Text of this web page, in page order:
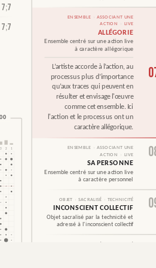
7;7
7;7
2
3
ENSEMBLE
ASSOCIANT UNE
ACTION
LIVE
ALLÉGORIE
Ensemble centré sur une action live
à caractère allégorique
L’artiste accorde à l’action, au
processus plus d’importance
qu’aux traces qui peuvent en
résulter et envisage l'œuvre
comme cet ensemble. Ici
l'action et le processus ont un
caractère allégorique.
ENSEMBLE ASSOCIANT UNE
ACTION LIVE
SA PERSONNE
Ensemble centré sur une action live
à caractère personnel
OBJET SACRALISÉ TECHNICITÉ
INCONSCIENT COLLECTIF
Objet sacralisé par la technicité et
adressé à l'inconscient collectif